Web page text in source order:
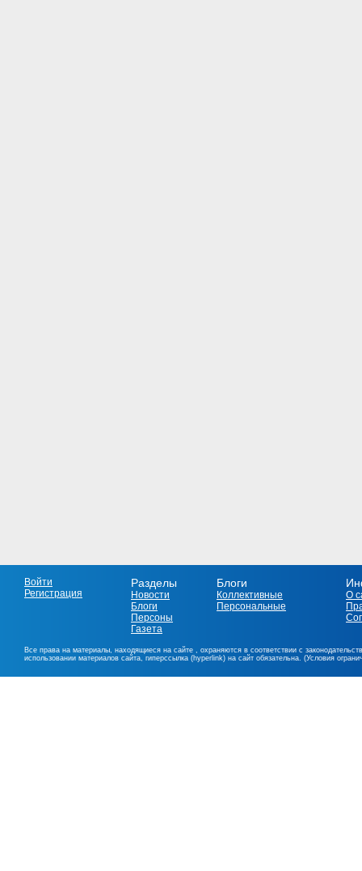
Войти
Регистрация
Разделы
Новости
Блоги
Персоны
Газета
Блоги
Коллективные
Персональные
О
Все права на материалы, находящиеся на сайте , охраняются в соответствии с
использовании материалов сайта, гиперссылка (hyperlink) на сайт обязательна. (Условия